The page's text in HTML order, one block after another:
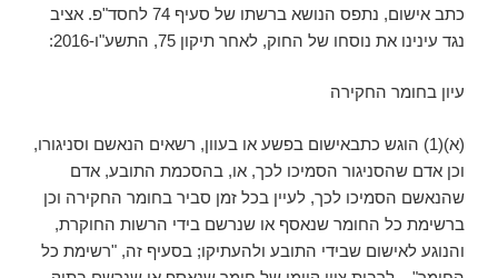
כתב אישום, נתפס הנושא ברשתו של סעיף 74 לחסד"פ. אציב
נגד עינינו את נוסחו של החוק, לאחר תיקון 75, התשע"ו-2016:
עיון בחומר החקירה
(א)(1) הוגש כתבאישום בפשע או בעוון, רשאים הנאשם וסניגורו,
וכן אדם שהסניגור הסמיכו לכך, או, בהסכמת התובע, אדם
שהנאשם הסמיכו לכך, לעיין בכל זמן סביר בחומר החקירה וכן
ברשימת כל החומר שנאסף או שנרשם בידי הרשות החוקרת,
והנוגע לאישום שבידי התובע ולהעתיקו; בסעיף זה, "רשימת כל